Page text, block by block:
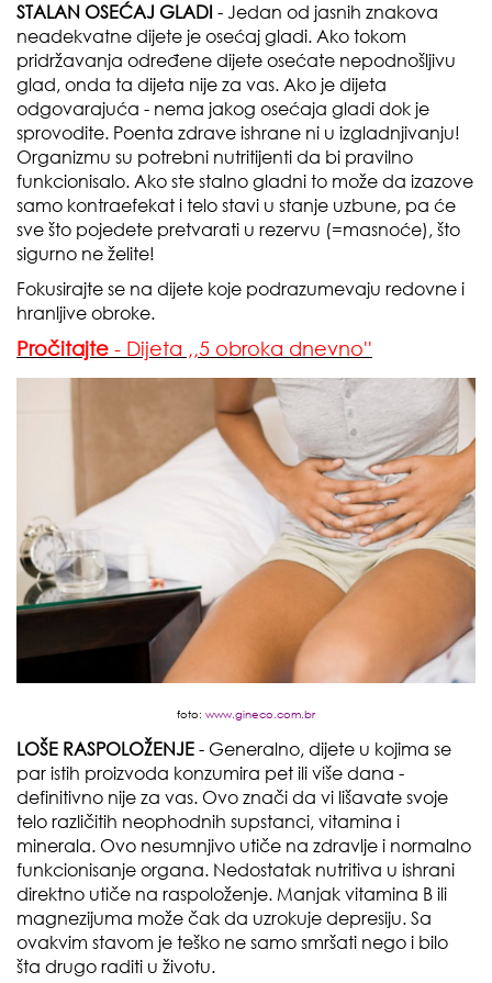
STALAN OSEĆAJ GLADI - Jedan od jasnih znakova
neadekvatne dijete je osećaj gladi. Ako tokom
pridržavanja određene dijete osećate nepodnošljivu
glad, onda ta dijeta nije za vas. Ako je dijeta
odgovarajuća - nema jakog osećaja gladi dok je
sprovodite. Poenta zdrave ishrane ni u izgladnjivanju!
Organizmu su potrebni nutritijenti da bi pravilno
funkcionisalo. Ako ste stalno gladni to može da izazove
samo kontraefekat i telo stavi u stanje uzbune, pa će
sve što pojedete pretvarati u rezervu (=masnoće), što
sigurno ne želite!
Fokusirajte se na dijete koje podrazumevaju redovne i
hranljive obroke.
Pročitajte - Dijeta ,,5 obroka dnevno''
foto: www.gineco.com.br
LOŠE RASPOLOŽENJE - Generalno, dijete u kojima se
par istih proizvoda konzumira pet ili više dana -
definitivno nije za vas. Ovo znači da vi lišavate svoje
telo različitih neophodnih supstanci, vitamina i
minerala. Ovo nesumnjivo utiče na zdravlje i normalno
funkcionisanje organa. Nedostatak nutritiva u ishrani
direktno utiče na raspoloženje. Manjak vitamina B ili
magnezijuma može čak da uzrokuje depresiju. Sa
ovakvim stavom je teško ne samo smršati nego i bilo
šta drugo raditi u životu.